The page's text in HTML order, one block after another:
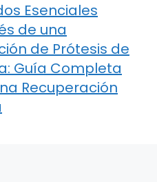
Esenciales
de una
de Prótesis de
Guía Completa
Recuperación